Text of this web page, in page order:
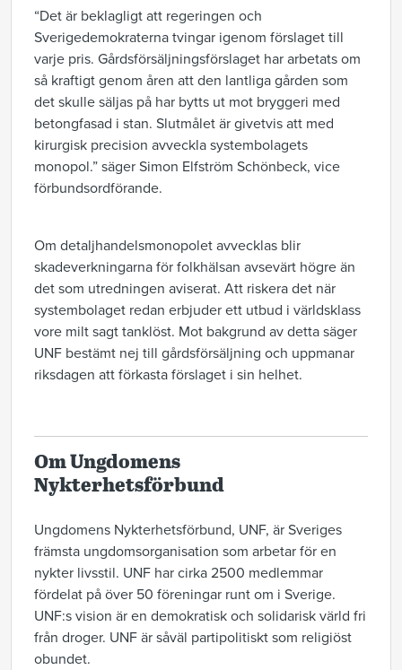
“Det är beklagligt att regeringen och
Sverigedemokraterna tvingar igenom förslaget till
varje pris. Gårdsförsäljningsförslaget har arbetats om
så kraftigt genom åren att den lantliga gården som
det skulle säljas på har bytts ut mot bryggeri med
betongfasad i stan. Slutmålet är givetvis att med
kirurgisk precision avveckla systembolagets
monopol.” säger Simon Elfström Schönbeck, vice
förbundsordförande.
Om detaljhandelsmonopolet avvecklas blir
skadeverkningarna för folkhälsan avsevärt högre än
det som utredningen aviserat. Att riskera det när
systembolaget redan erbjuder ett utbud i världsklass
vore milt sagt tanklöst. Mot bakgrund av detta säger
UNF bestämt nej till gårdsförsäljning och uppmanar
riksdagen att förkasta förslaget i sin helhet.
Om Ungdomens
Nykterhetsförbund
Ungdomens Nykterhetsförbund, UNF, är Sveriges
främsta ungdomsorganisation som arbetar för en
nykter livsstil. UNF har cirka 2500 medlemmar
fördelat på över 50 föreningar runt om i Sverige.
UNF:s vision är en demokratisk och solidarisk värld fri
från droger. UNF är såväl partipolitiskt som religiöst
obundet.